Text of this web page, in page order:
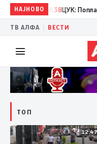
НАЈНОВО
08:38 ЦУК:
ТВ АЛФА ВЕСТИ
ТОП
12:50